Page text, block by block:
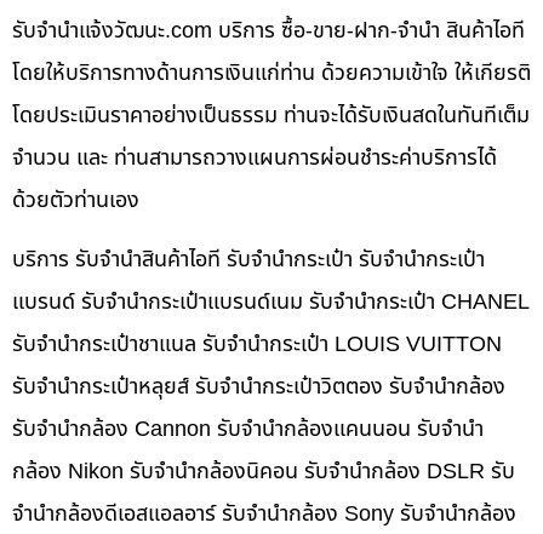
รับจํานําแจ้งวัฒนะ.com บริการ ซื้อ-ขาย-ฝาก-จำนำ สินค้าไอที
โดยให้บริการทางด้านการเงินแก่ท่าน ด้วยความเข้าใจ ให้เกียรติ
โดยประเมินราคาอย่างเป็นธรรม ท่านจะได้รับเงินสดในทันทีเต็ม
จำนวน และ ท่านสามารถวางแผนการผ่อนชำระค่าบริการได้
ด้วยตัวท่านเอง
บริการ รับจำนำสินค้าไอที รับจำนำกระเป๋า รับจำนำกระเป๋า
แบรนด์ รับจำนำกระเป๋าแบรนด์เนม รับจำนำกระเป๋า CHANEL
รับจำนำกระเป๋าชาแนล รับจำนำกระเป๋า LOUIS VUITTON
รับจำนำกระเป๋าหลุยส์ รับจำนำกระเป๋าวิตตอง รับจำนำกล้อง
รับจำนำกล้อง Cannon รับจำนำกล้องแคนนอน รับจำนำ
กล้อง Nikon รับจำนำกล้องนิคอน รับจำนำกล้อง DSLR รับ
จำนำกล้องดีเอสแอลอาร์ รับจำนำกล้อง Sony รับจำนำกล้อง